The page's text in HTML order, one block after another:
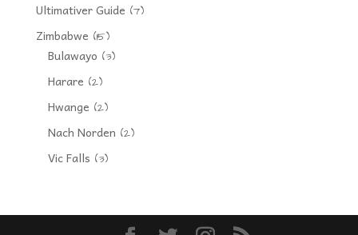
Ultimativer Guide (7)
Zimbabwe (15)
Bulawayo (3)
Harare (2)
Hwange (2)
Nach Norden (2)
Vic Falls (3)